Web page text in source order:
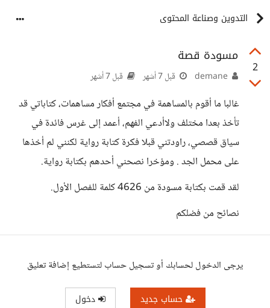
التدوين وصناعة المحتوى
2
مسودة قصة
قبل 7 أشهر قبل 7 أشهر
غالبا ما أقوم بالمساهمة في مجتمع أفكار مساهمات، كتاباتي قد
تأخذ بعدا مختلف ولاأدعي الفهم، أعمد إلى غرس فائدة في
سياق قصصي، راودتني قبلا فكرة كتابة رواية لكنني لم أخذها
على محمل الجد . ومؤخرا نصحني أحدهم بكتابة رواية.
لقد قمت بكتابة مسودة من 4626 كلمة للفصل الأول.
نصائح من فضلكم
يرجى الدخول لحسابك أو تسجيل حساب لتستطيع إضافة تعليق
حساب جديد دخول